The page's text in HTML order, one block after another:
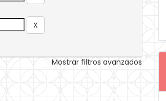
Mostrar filtros avanzados